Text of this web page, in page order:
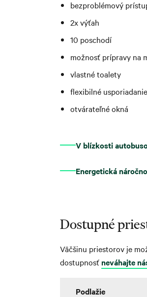
bezproblémový
2x výťah
10 poschodí
možnosť prípravy na
vlastné toalety
flexibilné
otvárateľné okná
V blízkosti
Energetická
Dostupné
Väčšinu priestorov je
dostupnosť neváhajte
Podlažie